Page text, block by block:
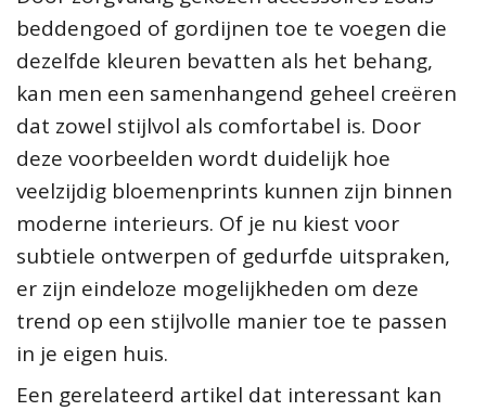
beddengoed of gordijnen toe te voegen die
dezelfde kleuren bevatten als het behang,
kan men een samenhangend geheel creëren
dat zowel stijlvol als comfortabel is. Door
deze voorbeelden wordt duidelijk hoe
veelzijdig bloemenprints kunnen zijn binnen
moderne interieurs. Of je nu kiest voor
subtiele ontwerpen of gedurfde uitspraken,
er zijn eindeloze mogelijkheden om deze
trend op een stijlvolle manier toe te passen
in je eigen huis.
Een gerelateerd artikel dat interessant kan